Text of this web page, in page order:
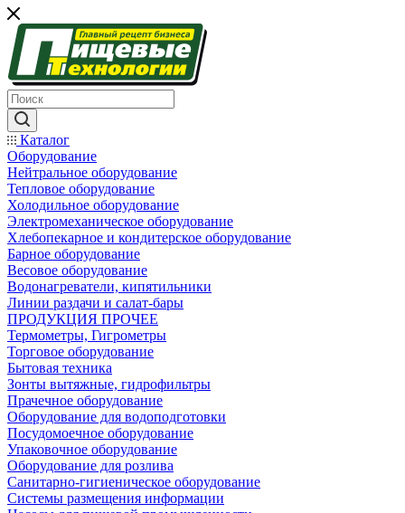
Каталог
Оборудование
Нейтральное оборудование
Тепловое оборудование
Холодильное оборудование
Электромеханическое оборудование
Хлебопекарное и кондитерское оборудование
Барное оборудование
Весовое оборудование
Водонагреватели, кипятильники
Линии раздачи и салат-бары
ПРОДУКЦИЯ ПРОЧЕЕ
Термометры, Гигрометры
Торговое оборудование
Бытовая техника
Зонты вытяжные, гидрофильтры
Прачечное оборудование
Оборудование для водоподготовки
Посудомоечное оборудование
Упаковочное оборудование
Оборудование для розлива
Санитарно-гигиеническое оборудование
Системы размещения информации